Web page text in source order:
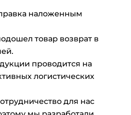
наложенным
товар возврат в
проводится на
логистических
для нас